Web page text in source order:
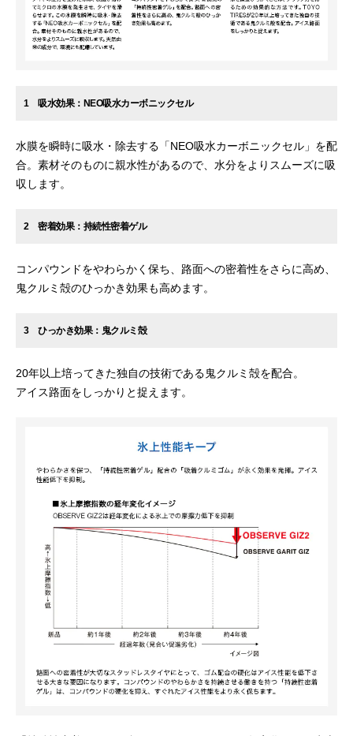
1 吸水効果：NEO吸水カーボニックセル
水膜を瞬時に吸水・除去する「NEO吸水カーボニックセル」を配
合。素材そのものに親水性があるので、水分をよりスムーズに吸
収します。
2 密着効果：持続性密着ゲル
コンパウンドをやわらかく保ち、路面への密着性をさらに高め、
鬼クルミ殻のひっかき効果も高めます。
3 ひっかき効果：鬼クルミ殻
20年以上培ってきた独自の技術である鬼クルミ殻を配合。
アイス路面をしっかりと捉えます。